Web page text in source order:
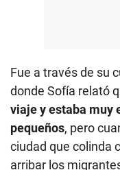
Fue a través de su
donde Sofía relató
viaje y estaba muy
pequeños, pero
ciudad que colinda
arribar los